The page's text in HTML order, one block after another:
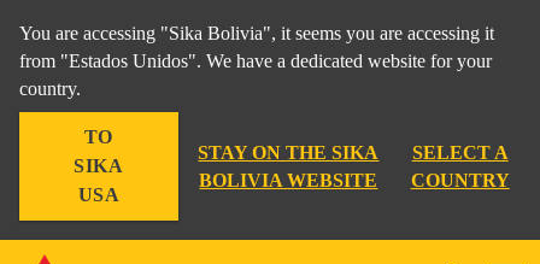
You are accessing "Sika Bolivia", it seems you are accessing it
from "Estados Unidos". We have a dedicated website for your
country.
TO
SIKA
USA
STAY ON THE SIKA
BOLIVIA WEBSITE
SELECT A
COUNTRY